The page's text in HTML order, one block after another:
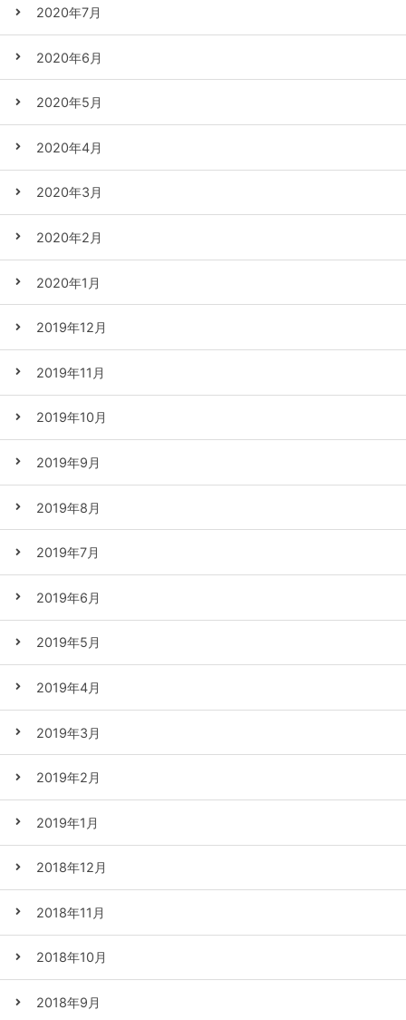
2020年7月
2020年6月
2020年5月
2020年4月
2020年3月
2020年2月
2020年1月
2019年12月
2019年11月
2019年10月
2019年9月
2019年8月
2019年7月
2019年6月
2019年5月
2019年4月
2019年3月
2019年2月
2019年1月
2018年12月
2018年11月
2018年10月
2018年9月